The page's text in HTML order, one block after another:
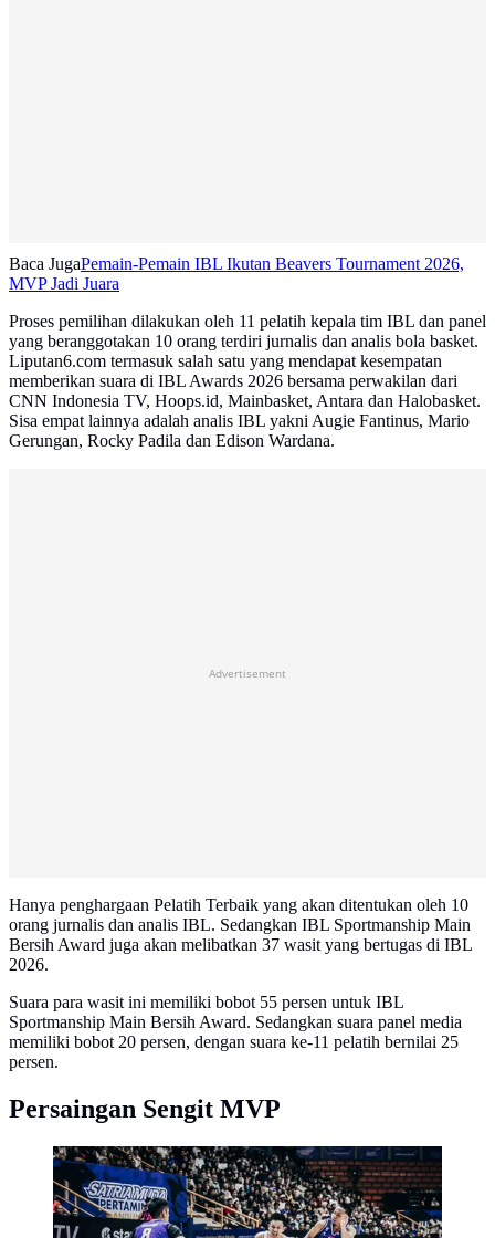
Baca JugaPemain-Pemain IBL Ikutan Beavers Tournament 2026,
MVP Jadi Juara
Proses pemilihan dilakukan oleh 11 pelatih kepala tim IBL dan panel
yang beranggotakan 10 orang terdiri jurnalis dan analis bola basket.
Liputan6.com termasuk salah satu yang mendapat kesempatan
memberikan suara di IBL Awards 2026 bersama perwakilan dari
CNN Indonesia TV, Hoops.id, Mainbasket, Antara dan Halobasket.
Sisa empat lainnya adalah analis IBL yakni Augie Fantinus, Mario
Gerungan, Rocky Padila dan Edison Wardana.
Advertisement
Hanya penghargaan Pelatih Terbaik yang akan ditentukan oleh 10
orang jurnalis dan analis IBL. Sedangkan IBL Sportmanship Main
Bersih Award juga akan melibatkan 37 wasit yang bertugas di IBL
2026.
Suara para wasit ini memiliki bobot 55 persen untuk IBL
Sportmanship Main Bersih Award. Sedangkan suara panel media
memiliki bobot 20 persen, dengan suara ke-11 pelatih bernilai 25
persen.
Persaingan Sengit MVP
Pemain Pelita Jaya Andakara Prastawa beraksi saat
melawan Satria Muda di IBL 2026 (Dok IBL/Ariya)